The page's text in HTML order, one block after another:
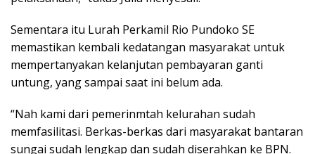
Sementara itu Lurah Perkamil Rio Pundoko SE
memastikan kembali kedatangan masyarakat untuk
mempertanyakan kelanjutan pembayaran ganti
untung, yang sampai saat ini belum ada.
“Nah kami dari pemerinmtah kelurahan sudah
memfasilitasi. Berkas-berkas dari masyarakat bantaran
sungai sudah lengkap dan sudah diserahkan ke BPN.